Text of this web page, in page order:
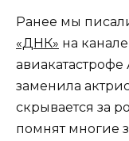
Ранее мы
«ДНК» на
заменила
скрывается за
помнят многие